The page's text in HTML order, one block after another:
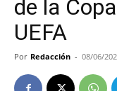
de la
UEFA
Por Redacción - 08/06/